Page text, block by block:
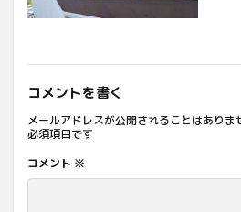
コメントを書く
メールアドレスが公開されることはありま
必須項目です
コメント ※